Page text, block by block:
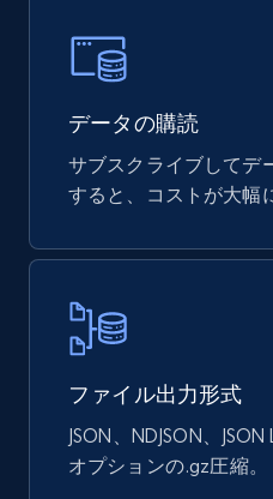
eCommerce
877+ 124+
URL, Product id, Title,
eCommerce
832+ 46+
データの購読
サブスクライブしてデ
すると、コストが大幅
ファイル出力形式
JSON、NDJSON、JSON
オプションの.gz圧縮。